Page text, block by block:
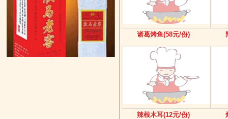
诸葛烤鱼(58元/份)
辣根木耳(12元/份)